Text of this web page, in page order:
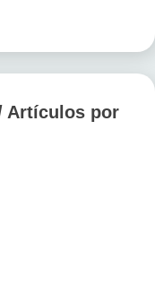
Artículos por